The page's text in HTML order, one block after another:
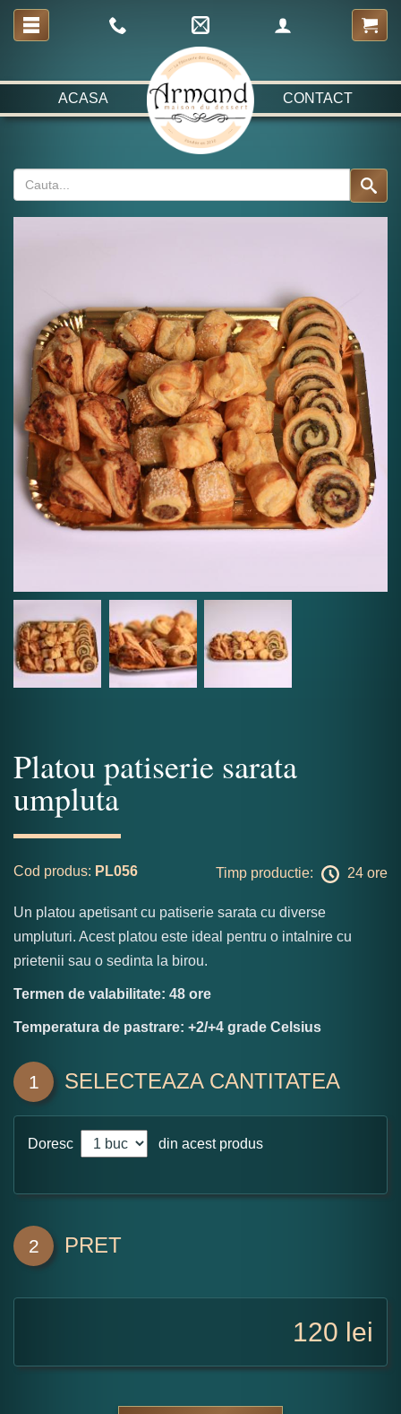
ACASA CONTACT
Platou patiserie sarata
umpluta
Cod produs: PL056 Timp productie: 24 ore
Un platou apetisant cu patiserie sarata cu diverse
umpluturi. Acest platou este ideal pentru o intalnire cu
prietenii sau o sedinta la birou.
Termen de valabilitate: 48 ore
Temperatura de pastrare: +2/+4 grade Celsius
1 SELECTEAZA CANTITATEA
Doresc din acest produs
2 PRET
120 lei